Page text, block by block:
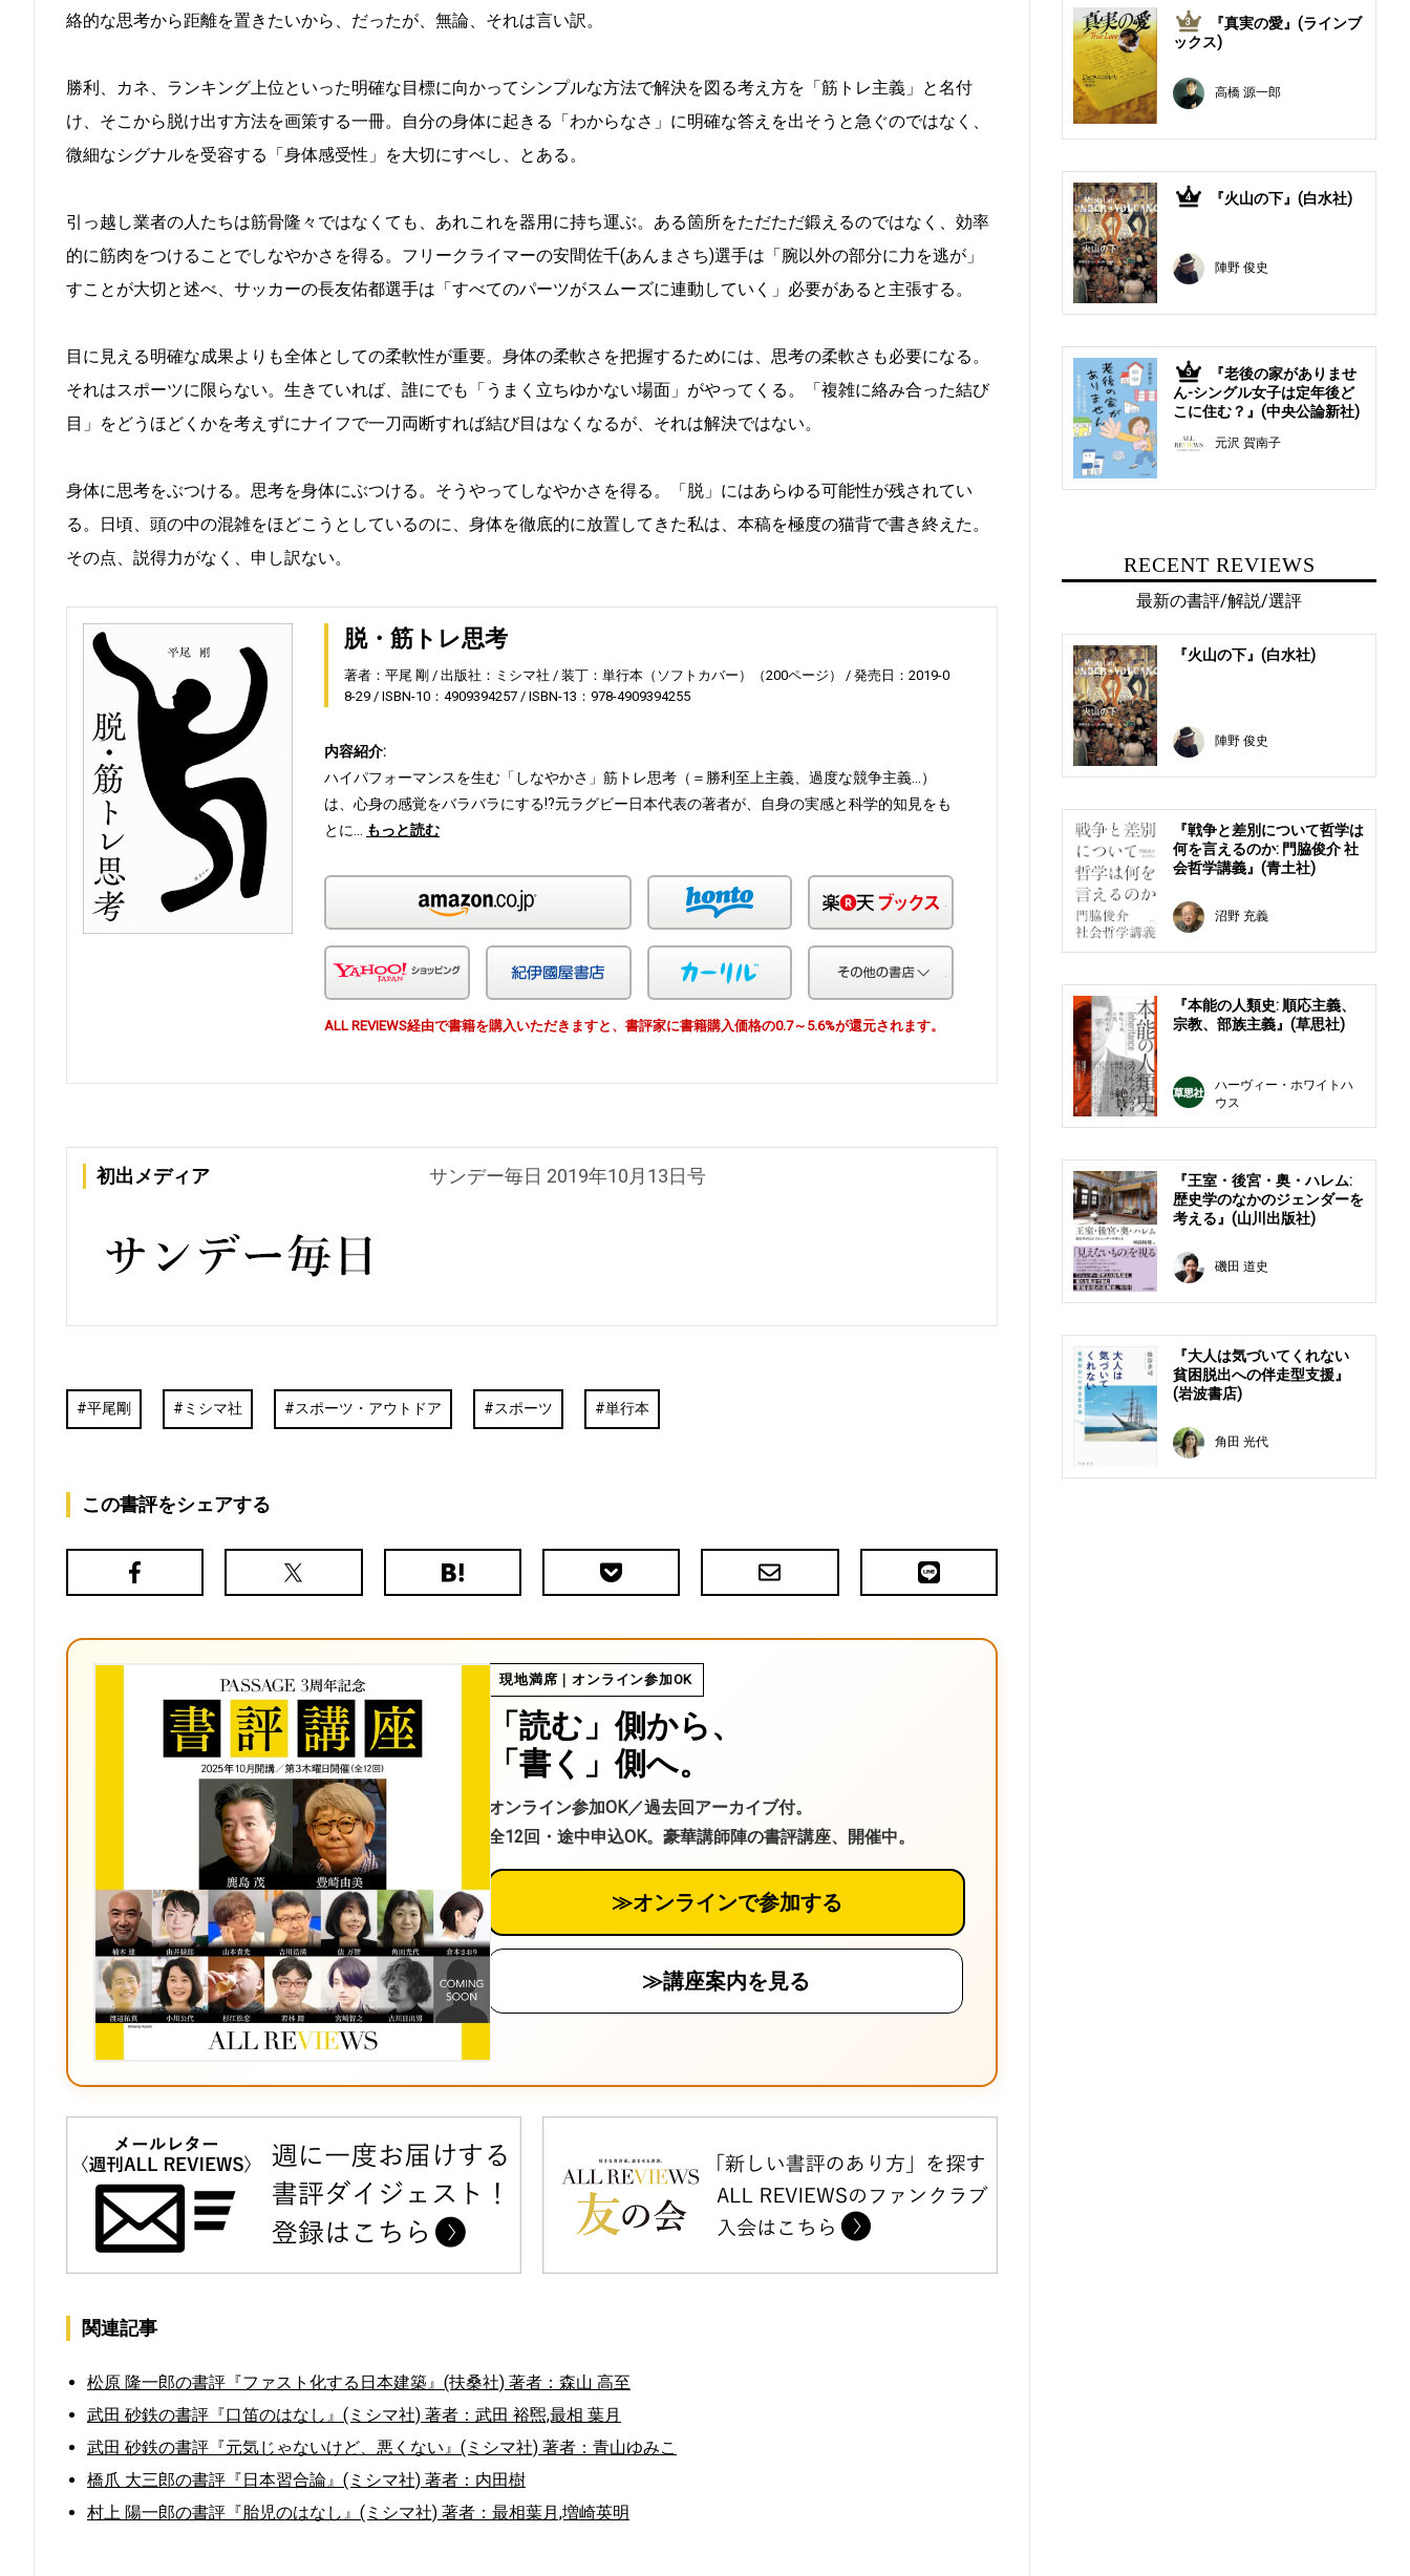
絡的な思考から距離を置きたいから、だったが、無論、それは言い訳。
勝利、カネ、ランキング上位といった明確な目標に向かってシンプルな方法で解決を図る考え方を「筋トレ主義」と名付
け、そこから脱け出す方法を画策する一冊。自分の身体に起きる「わからなさ」に明確な答えを出そうと急ぐのではなく、
微細なシグナルを受容する「身体感受性」を大切にすべし、とある。
引っ越し業者の人たちは筋骨隆々ではなくても、あれこれを器用に持ち運ぶ。ある箇所をただただ鍛えるのではなく、効率
的に筋肉をつけることでしなやかさを得る。フリークライマーの安間佐千(あんまさち)選手は「腕以外の部分に力を逃が」
すことが大切と述べ、サッカーの長友佑都選手は「すべてのパーツがスムーズに連動していく」必要があると主張する。
目に見える明確な成果よりも全体としての柔軟性が重要。身体の柔軟さを把握するためには、思考の柔軟さも必要になる。
それはスポーツに限らない。生きていれば、誰にでも「うまく立ちゆかない場面」がやってくる。「複雑に絡み合った結び
目」をどうほどくかを考えずにナイフで一刀両断すれば結び目はなくなるが、それは解決ではない。
身体に思考をぶつける。思考を身体にぶつける。そうやってしなやかさを得る。「脱」にはあらゆる可能性が残されてい
る。日頃、頭の中の混雑をほどこうとしているのに、身体を徹底的に放置してきた私は、本稿を極度の猫背で書き終えた。
その点、説得力がなく、申し訳ない。
脱・筋トレ思考
著者：平尾 剛 出版社：ミシマ社 装丁：単行本（ソフトカバー）（200ページ）
発売日：2019-0
8-29
ISBN-10：4909394257 ISBN-13：978-4909394255
内容紹介:
ハイパフォーマンスを生む「しなやかさ」筋トレ思考（＝勝利至上主義、過度な競争主義…）
は、心身の感覚をバラバラにする!?元ラグビー日本代表の著者が、自身の実感と科学的知見をも
とに…
もっと読む
honto
Yahoo!ショッピング 紀伊国屋 カーリル
ALL REVIEWS経由で書籍を購入いただきますと、書評家に書籍購入価格の0.7～5.6%が還元されます。
初出メディア サンデー毎日 2019年10月13日号
平尾剛 ミシマ社 スポーツ・アウトドア スポーツ 単行本
この書評をシェアする
Facebook
X（旧
は
Pocket
メ
LINE
現地満席｜オンライン参加OK
「読む」側から、
「書く」側へ。
オンライン参加OK／過去回アーカイブ付。
全12回・途中申込OK。豪華講師陣の書評講座、開催中。
≫オンラインで参加する
≫講座案内を見る
関連記事
松原 隆一郎の書評『ファスト化する日本建築』(扶桑社) 著者：森山 高至
武田 砂鉄の書評『口笛のはなし』(ミシマ社) 著者：武田 裕煕,最相 葉月
武田 砂鉄の書評『元気じゃないけど、悪くない』(ミシマ社) 著者：青山ゆみこ
橋爪 大三郎の書評『日本習合論』(ミシマ社) 著者：内田樹
村上 陽一郎の書評『胎児のはなし』(ミシマ社) 著者：最相葉月,増崎英明
3
『真実の愛』(ラインブ
ックス)
高橋 源一郎
4 『火山の下』(白水社)
陣野 俊史
5
『老後の家がありませ
ん-シングル女子は定年後ど
こに住む？』(中央公論新社)
元沢 賀南子
RECENT REVIEWS
最新の書評/解説/選評
『火山の下』(白水社)
陣野 俊史
『戦争と差別について哲学は
何を言えるのか: 門脇俊介 社
会哲学講義』(青土社)
沼野 充義
『本能の人類史: 順応主義、
宗教、部族主義』(草思社)
ハーヴィー・ホワイトハ
ウス
『王室・後宮・奥・ハレム:
歴史学のなかのジェンダーを
考える』(山川出版社)
磯田 道史
『大人は気づいてくれない
貧困脱出への伴走型支援』
(岩波書店)
角田 光代